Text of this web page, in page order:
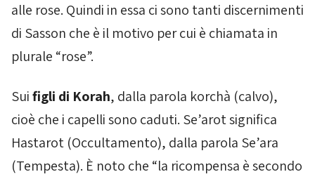
alle rose. Quindi in essa ci sono tanti discernimenti
di Sasson che è il motivo per cui è chiamata in
plurale “rose”.
Suifigli di Korah, dalla parola korchà (calvo),
cioè che i capelli sono caduti. Se’arot significa
Hastarot (Occultamento), dalla parola Se’ara
(Tempesta). È noto che “la ricompensa è secondo